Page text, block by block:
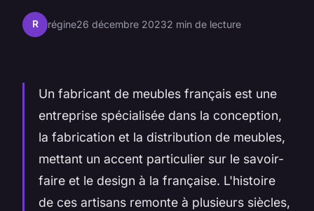
R régine26 décembre 20232 min de lecture
Un fabricant de meubles français est une
entreprise spécialisée dans la conception,
la fabrication et la distribution de meubles,
mettant un accent particulier sur le savoir-
faire et le design à la française. L'histoire
de ces artisans remonte à plusieurs siècles,